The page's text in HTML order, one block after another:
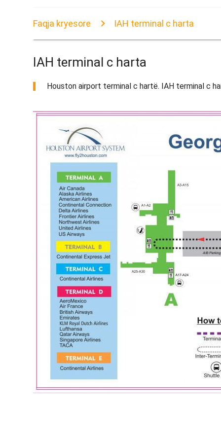
Faqja kryesore IAH terminal c harta
IAH terminal c harta
Houston airport terminal c hartë. IAH terminal c